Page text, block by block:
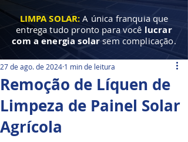
LIMPA SOLAR:A única franquia que
entrega tudo pronto para você lucrar
com a energia solar sem complicação.
Remoção de Líquen de
Limpeza de Painel Solar
Agrícola
27 de ago. de 2024 1 min de leitura